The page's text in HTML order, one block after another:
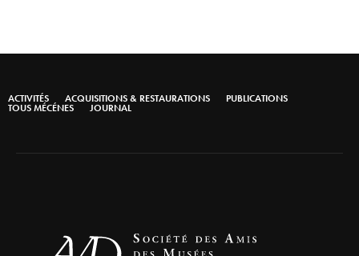
ACTIVITÉS ACQUISITIONS & RESTAURATIONS PUBLICATIONS
TOUS MÉCÉNES JOURNAL